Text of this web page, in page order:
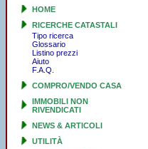
HOME
RICERCHE CATASTALI
Tipo ricerca
Glossario
Listino prezzi
Aiuto
F.A.Q.
COMPRO/VENDO CASA
IMMOBILI NON
RIVENDICATI
NEWS & ARTICOLI
UTILITÀ